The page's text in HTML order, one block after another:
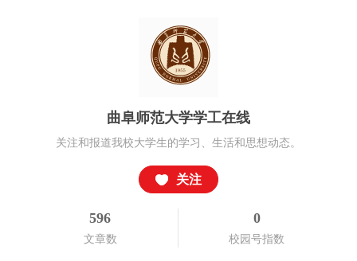
曲阜师范大学学工在线
关注和报道我校大学生的学习、生活和思想动态。
关注
596
文章数
0
校园号指数